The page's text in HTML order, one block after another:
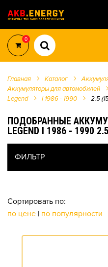
0
Главная Каталог
Аккумуляторы для автомобилей
Legend
I 1986 - 1990 2.5
ПОДОБРАННЫЕ
LEGEND I 1986 - 1990
ФИЛЬТР
Сортировать по:
по цене | по популярности